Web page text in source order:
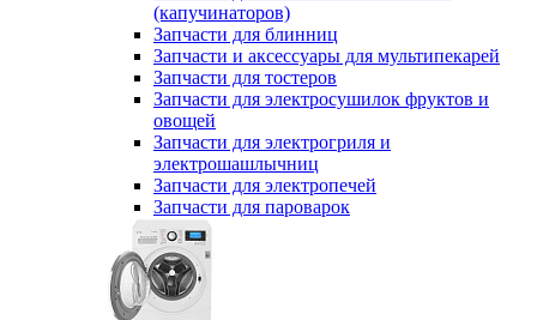
(капучинаторов)
Запчасти для блинниц
Запчасти и аксессуары для мультипекарей
Запчасти для тостеров
Запчасти для электросушилок фруктов и
овощей
Запчасти для электрогриля и
электрошашлычниц
Запчасти для электропечей
Запчасти для пароварок